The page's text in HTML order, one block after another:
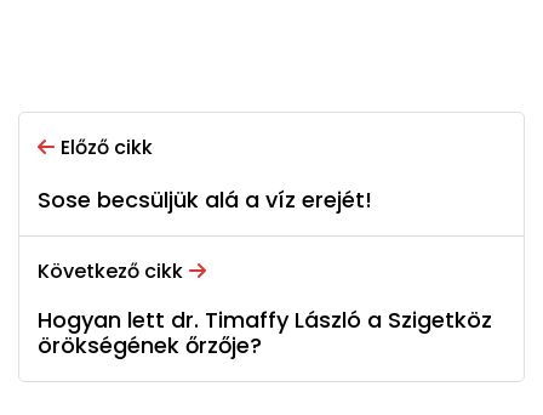
Előző cikk
Sose becsüljük alá a víz erejét!
Következő cikk
Hogyan lett dr. Timaffy László a Szigetköz
örökségének őrzője?